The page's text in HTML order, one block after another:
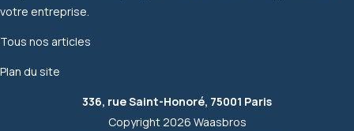
votre entreprise.
Tous nos articles
Plan du site
336, rue Saint-Honoré, 75001 Paris
Copyright 2026 Waasbros